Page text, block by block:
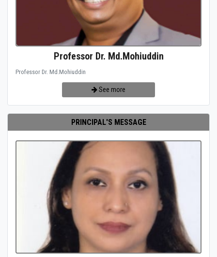
Professor Dr. Md.Mohiuddin
Professor Dr. Md.Mohiuddin
See more
PRINCIPAL'S MESSAGE